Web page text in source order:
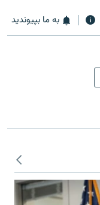
به ما بپیوندید